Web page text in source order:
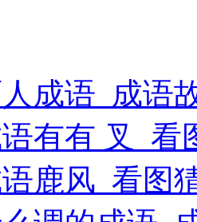
成语_成语
有有 叉_看
鹿风_看图